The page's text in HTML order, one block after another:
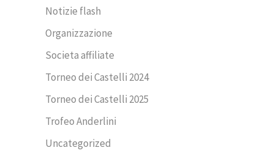
Notizie flash
Organizzazione
Societa affiliate
Torneo dei Castelli 2024
Torneo dei Castelli 2025
Trofeo Anderlini
Uncategorized